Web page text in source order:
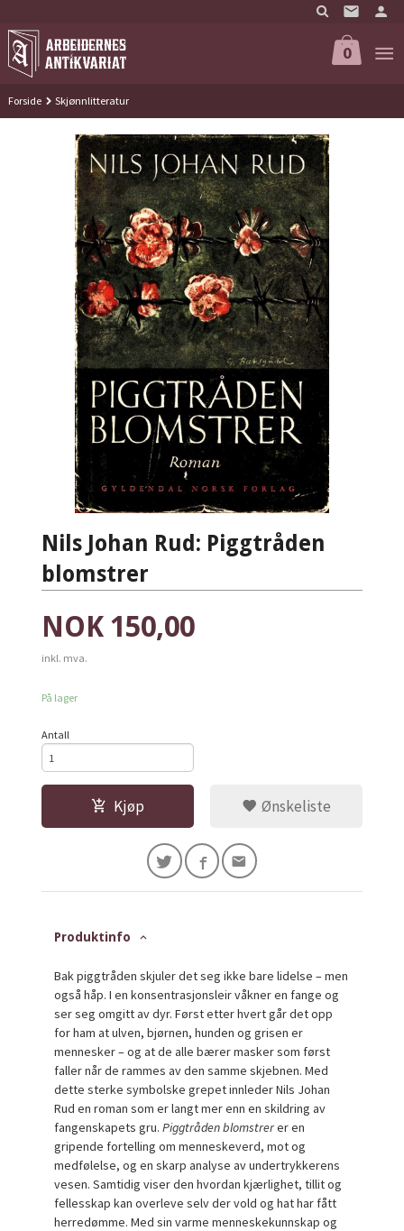
til
innholdet
0
Forside Skjønnlitteratur
Nils Johan Rud: Piggtråden
blomstrer
Pris
NOK 150,00
inkl. mva.
På lager
Antall
Kjøp Ønskeliste
Produktinfo
Bak piggtråden skjuler det seg ikke bare lidelse – men
også håp. I en konsentrasjonsleir våkner en fange og
ser seg omgitt av dyr. Først etter hvert går det opp
for ham at ulven, bjørnen, hunden og grisen er
mennesker – og at de alle bærer masker som først
faller når de rammes av den samme skjebnen. Med
dette sterke symbolske grepet innleder Nils Johan
Rud en roman som er langt mer enn en skildring av
fangenskapets gru.Piggtråden blomstrerer en
gripende fortelling om menneskeverd, mot og
medfølelse, og en skarp analyse av undertrykkerens
vesen. Samtidig viser den hvordan kjærlighet, tillit og
fellesskap kan overleve selv der vold og hat har fått
herredømme. Med sin varme menneskekunnskap og